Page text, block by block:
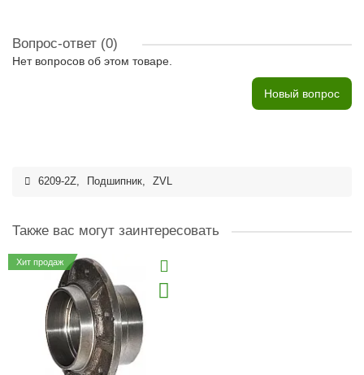
Вопрос-ответ (0)
Нет вопросов об этом товаре.
Новый вопрос
6209-2Z, Подшипник, ZVL
Также вас могут заинтересовать
Хит продаж